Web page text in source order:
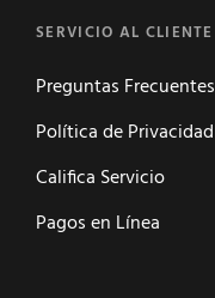
SERVICIO AL CLIENTE
Preguntas Frecuentes
Política de Privacidad
Califica Servicio
Pagos en Línea